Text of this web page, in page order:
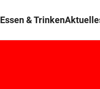
Essen & Trinken